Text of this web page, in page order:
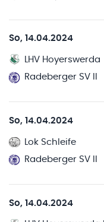
So, 14.04.2024
LHV Hoyerswerda
Radeberger SV II
So, 14.04.2024
Lok Schleife
Radeberger SV II
So, 14.04.2024